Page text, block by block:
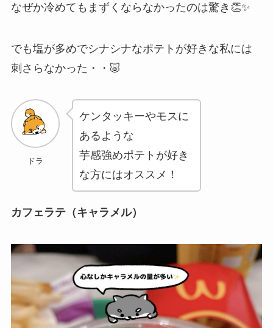
なぜか冷めてもまずくならなかったのは驚き👏✨
でも塩が多めでシナシナなポテトが好きな私には
刺さらなかった・・🐷
ドラ
ケンタッキーやモスに
あるような
芋感強めポテトが好き
な方にはオススメ！
カフェラテ（キャラメル）